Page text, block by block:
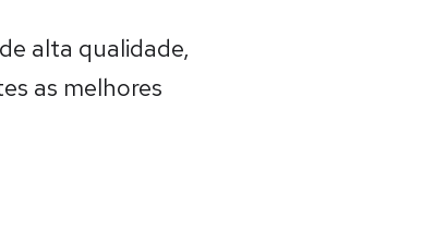
alta qualidade,
as melhores